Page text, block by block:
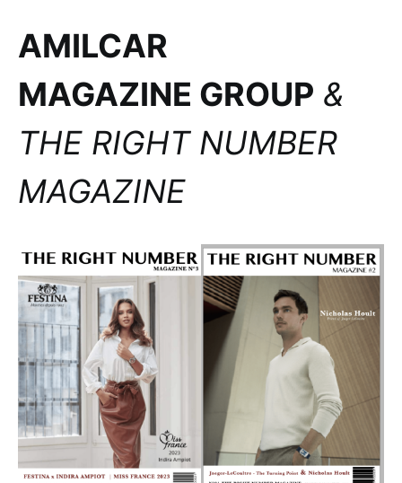
AMILCAR
MAGAZINE GROUP &
THE RIGHT NUMBER
MAGAZINE